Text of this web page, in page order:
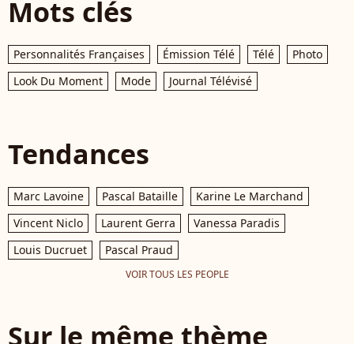
Mots clés
Personnalités Françaises Émission Télé Télé
Photo
Look Du Moment
Mode Journal Télévisé
Tendances
Marc Lavoine Pascal Bataille
Karine Le Marchand
Vincent Niclo
Laurent Gerra
Vanessa Paradis
Louis Ducruet
Pascal Praud
VOIR TOUS LES PEOPLE
Sur le même thème